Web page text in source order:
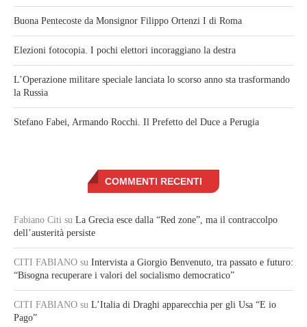
Buona Pentecoste da Monsignor Filippo Ortenzi I di Roma
Elezioni fotocopia. I pochi elettori incoraggiano la destra
L’Operazione militare speciale lanciata lo scorso anno sta trasformando
la Russia
Stefano Fabei, Armando Rocchi. Il Prefetto del Duce a Perugia
COMMENTI RECENTI
Fabiano Citi su La Grecia esce dalla “Red zone”, ma il contraccolpo
dell’austerità persiste
CITI FABIANO su Intervista a Giorgio Benvenuto, tra passato e futuro:
“Bisogna recuperare i valori del socialismo democratico”
CITI FABIANO su L’Italia di Draghi apparecchia per gli Usa “E io
Pago”